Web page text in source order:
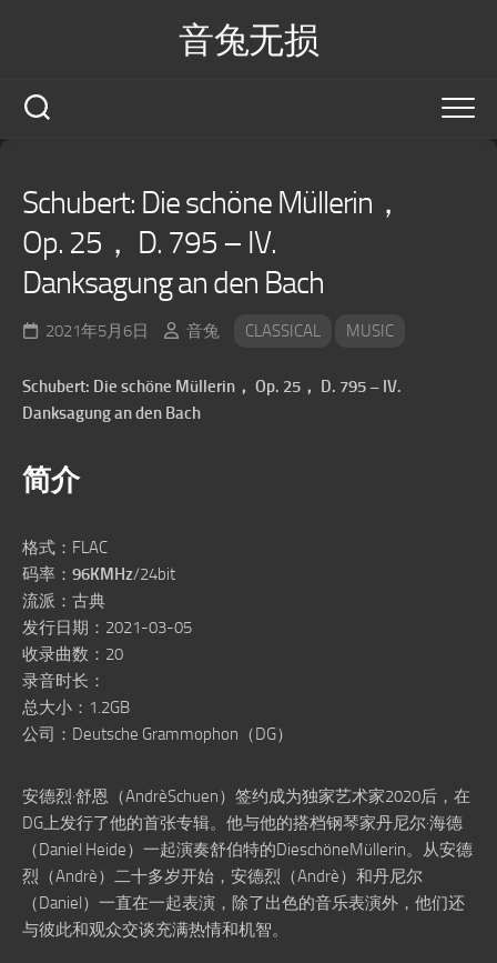
音兔无损
Schubert: Die schöne Müllerin，
Op. 25， D. 795 – IV.
Danksagung an den Bach
2021年5月6日 音兔 CLASSICAL MUSIC
Schubert: Die schöne Müllerin， Op. 25， D. 795 – IV.
Danksagung an den Bach
简介
格式：FLAC
码率： 96KMHz/24bit
流派：古典
发行日期：2021-03-05
收录曲数：20
录音时长：
总大小：1.2GB
公司：Deutsche Grammophon（DG）
安德烈·舒恩（AndrèSchuen）签约成为独家艺术家2020后，在
DG上发行了他的首张专辑。他与他的搭档钢琴家丹尼尔·海德
（Daniel Heide）一起演奏舒伯特的DieschöneMüllerin。从安德
烈（Andrè）二十多岁开始，安德烈（Andrè）和丹尼尔
（Daniel）一直在一起表演，除了出色的音乐表演外，他们还
与彼此和观众交谈充满热情和机智。